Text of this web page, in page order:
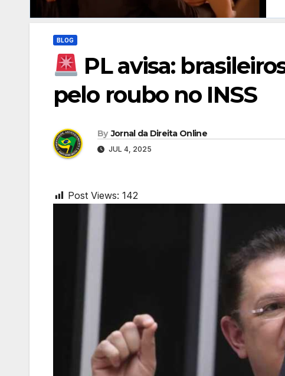
BLOG
PL avisa:
pelo roubo no INSS
By Jornal da Direita Online
JUL 4, 2025
Post Views: 142